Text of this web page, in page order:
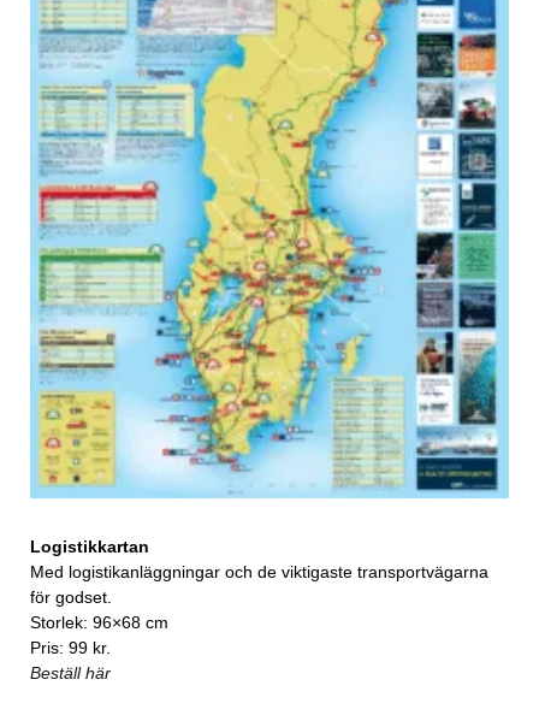
Logistikkartan
Med logistikanläggningar och de viktigaste transportvägarna
för godset.
Storlek: 96×68 cm
Pris: 99 kr.
Beställ här